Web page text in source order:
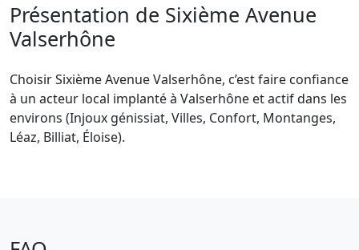
Présentation de Sixième Avenue
Valserhône
Choisir Sixième Avenue Valserhône, c’est faire confiance
à un acteur local implanté à Valserhône et actif dans les
environs (Injoux génissiat, Villes, Confort, Montanges,
Léaz, Billiat, Éloise).